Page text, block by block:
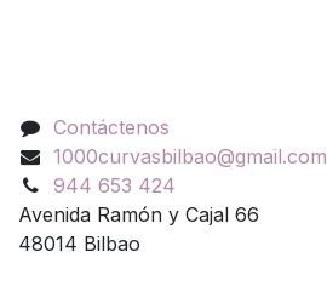
Contáctenos
1000curvasbilbao@gmail.com
944 653 424
Avenida Ramón y Cajal 66
48014 Bilbao